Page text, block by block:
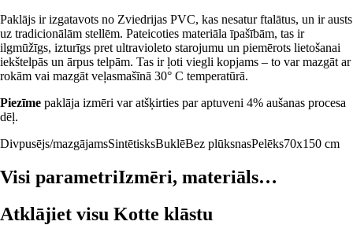
Paklājs ir izgatavots no Zviedrijas PVC, kas nesatur ftalātus, un ir austs
uz tradicionālām stellēm. Pateicoties materiāla īpašībām, tas ir
ilgmūžīgs, izturīgs pret ultravioleto starojumu un piemērots lietošanai
iekštelpās un ārpus telpām. Tas ir ļoti viegli kopjams – to var mazgāt ar
rokām vai mazgāt veļasmašīnā 30° C temperatūrā.
Piezīme paklāja izmēri var atšķirties par aptuveni 4% aušanas procesa
dēļ.
Divpusējs/mazgājamsSintētisksBuklēBez plūksnasPelēks70x150 cm
Visi parametriIzmēri, materiāls…
Atklājiet visu Kotte klāstu